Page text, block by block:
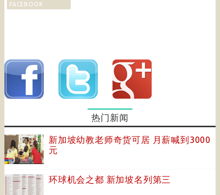
FACEBOOK
热门新闻
新加坡幼教老师奇货可居 月薪喊到3000
元
环球机会之都 新加坡名列第三